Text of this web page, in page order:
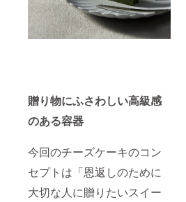
贈り物にふさわしい高級感
のある容器
今回のチーズケーキのコン
セプトは「恩返しのために
大切な人に贈りたいスイー